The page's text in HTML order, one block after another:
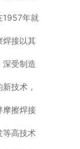
1957年就
焊接以其
深受制造
技术，
摩擦焊接
等高技术